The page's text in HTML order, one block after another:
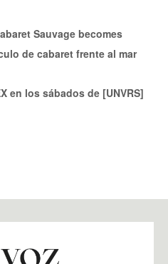
Sauvage becomes
de cabaret frente al mar
en los sábados de [UNVRS]